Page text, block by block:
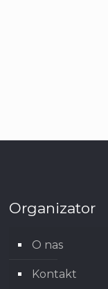
Organizator
O nas
Kontakt